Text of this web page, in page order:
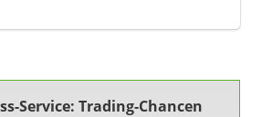
Service: Trading-Chancen